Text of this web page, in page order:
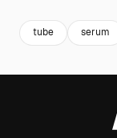
tube serum